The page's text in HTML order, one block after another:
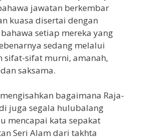
jawatan berkembar
kuasa disertai dengan
setiap mereka yang
sedang melalui
sifat-sifat murni, amanah,
saksama.
bagaimana Raja-
juga segala hulubalang
mencapai kata sepakat
Seri Alam dari takhta